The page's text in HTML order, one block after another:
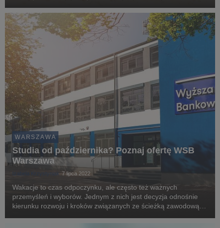
2020 roku przeciętny kredytobiorca wy...
WARSZAWA
Studia od października? Poznaj ofertę WSB
Warszawa
Izabela Krzystyniak 7 lipca 2022
Wakacje to czas odpoczynku, ale często też ważnych
przemyśleń i wyborów. Jednym z nich jest decyzja odnośnie
kierunku rozwoju i kroków związanych ze ścieżką zawodową.
sobą i planuje się poszerzyć swoją wiedzę lu...